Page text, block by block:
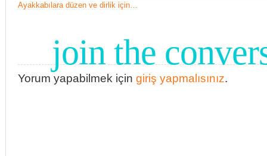
Ayakkabılara düzen ve dirlik için…
join the
Yorum yapabilmek için giriş yapmalısınız.